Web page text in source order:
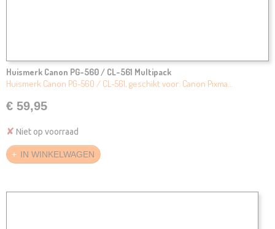
Huismerk Canon PG-560 / CL-561 Multipack
Huismerk Canon PG-560 / CL-561, geschikt voor: Canon Pixma…
€ 59,95
✘ Niet op voorraad
IN WINKELWAGEN